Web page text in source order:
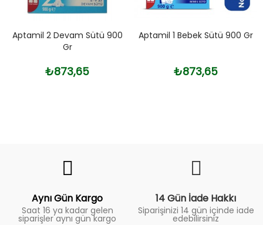
Aptamil 2 Devam Sütü 900
Gr
₺873,65
Aptamil 1 Bebek Sütü 900 Gr
₺873,65
Aynı Gün Kargo
Saat 16 ya kadar gelen
siparişler aynı gün kargo
14 Gün İade Hakkı
Siparişinizi 14 gün içinde iade
edebilirsiniz